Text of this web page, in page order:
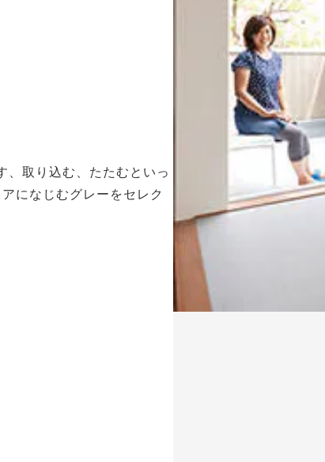
、取り込む、たたむといっ
になじむグレーをセレク